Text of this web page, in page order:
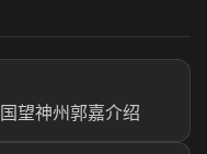
望神州郭嘉介绍